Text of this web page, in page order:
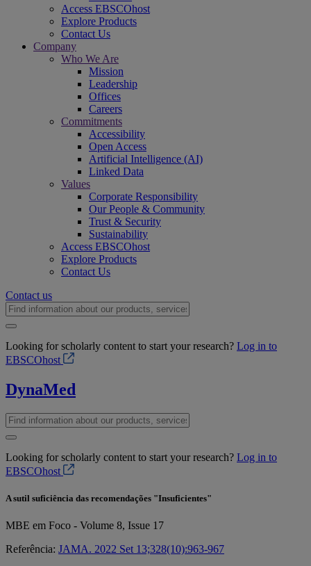
Access EBSCOhost
Explore Products
Contact Us
Company
Who We Are
Mission
Leadership
Offices
Careers
Commitments
Accessibility
Open Access
Artificial Intelligence (AI)
Linked Data
Values
Corporate Responsibility
Our People & Community
Trust & Security
Sustainability
Access EBSCOhost
Explore Products
Contact Us
Contact us
Looking for scholarly content to start your research? Log in to
EBSCOhost
DynaMed
Looking for scholarly content to start your research? Log in to
EBSCOhost
A sutil suficiência das recomendações "Insuficientes"
MBE em Foco - Volume 8, Issue 17
Referência: JAMA. 2022 Set 13;328(10):963-967